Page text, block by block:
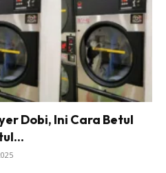
360
Dobi, Ini Cara Betul